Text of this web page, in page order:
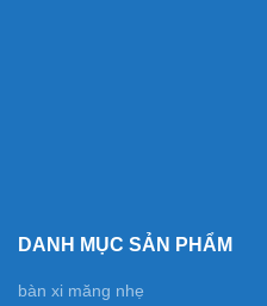
DANH MỤC SẢN PHẨM
bàn xi măng nhẹ